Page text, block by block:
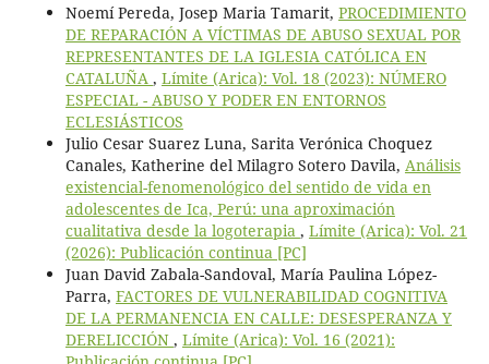
Noemí Pereda, Josep Maria Tamarit, PROCEDIMIENTO
DE REPARACIÓN A VÍCTIMAS DE ABUSO SEXUAL POR
REPRESENTANTES DE LA IGLESIA CATÓLICA EN
CATALUÑA , Límite (Arica): Vol. 18 (2023): NÚMERO
ESPECIAL - ABUSO Y PODER EN ENTORNOS
ECLESIÁSTICOS
Julio Cesar Suarez Luna, Sarita Verónica Choquez
Canales, Katherine del Milagro Sotero Davila, Análisis
existencial-fenomenológico del sentido de vida en
adolescentes de Ica, Perú: una aproximación
cualitativa desde la logoterapia , Límite (Arica): Vol. 21
(2026): Publicación continua [PC]
Juan David Zabala-Sandoval, María Paulina López-
Parra, FACTORES DE VULNERABILIDAD COGNITIVA
DE LA PERMANENCIA EN CALLE: DESESPERANZA Y
DERELICCIÓN , Límite (Arica): Vol. 16 (2021):